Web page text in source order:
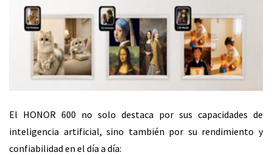
El HONOR 600 no solo destaca por sus capacidades de
inteligencia artificial, sino también por su rendimiento y
confiabilidad en el día a día: